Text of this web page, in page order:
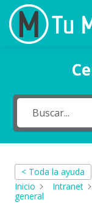
contenido
¿TIENES 90
< Toda la ayuda
Inicio
Intranet
general